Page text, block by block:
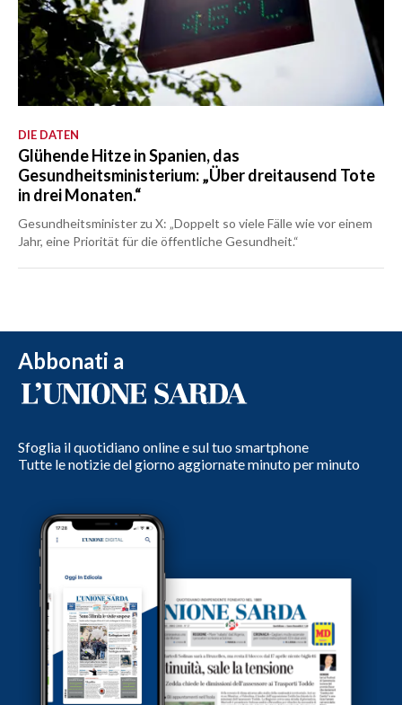
DIE DATEN
Glühende Hitze in Spanien, das
Gesundheitsministerium: „Über dreitausend Tote
in drei Monaten.“
Gesundheitsminister zu X: „Doppelt so viele Fälle wie vor einem
Jahr, eine Priorität für die öffentliche Gesundheit.“
Abbonati a
Sfoglia il quotidiano online e sul tuo smartphone
Tutte le notizie del giorno aggiornate minuto per minuto